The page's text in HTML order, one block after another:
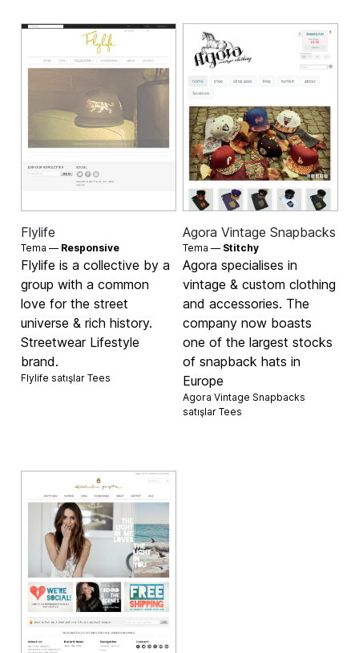
Flylife
Tema — Responsive
Flylife is a collective by a
group with a common
love for the street
universe & rich history.
Streetwear Lifestyle
brand.
Flylife satışlarTees
Agora Vintage Snapbacks
Tema — Stitchy
Agora specialises in
vintage & custom clothing
and accessories. The
company now boasts
one of the largest stocks
of snapback hats in
Europe
Agora Vintage Snapbacks
satışlar Tees